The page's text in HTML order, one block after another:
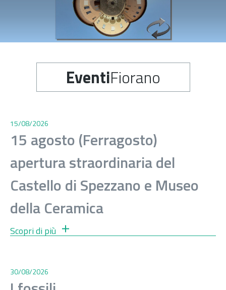
EventiFiorano
15/08/2026
15 agosto (Ferragosto)
apertura straordinaria del
Castello di Spezzano e Museo
della Ceramica
Scopri di più
30/08/2026